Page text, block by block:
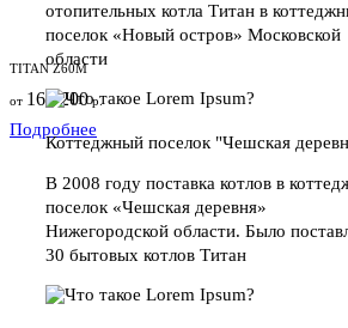
TITAN Z60M
от 162 200р.
Подробнее
отопительных котла Титан в
поселок «Новый остров» Московской
области
Коттеджный поселок "Чешская
В 2008 году поставка котлов в
поселок «Чешская деревня»
Нижегородской области. Было
30 бытовых котлов Титан